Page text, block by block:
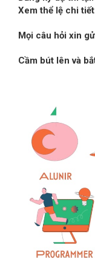
Xem thể lệ chi
Mọi câu hỏi xin
Cầm bút lên và